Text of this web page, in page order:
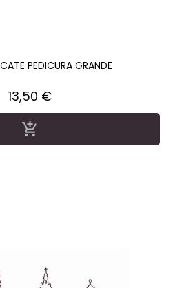
PEDICURA GRANDE
Precio
13,50 €
